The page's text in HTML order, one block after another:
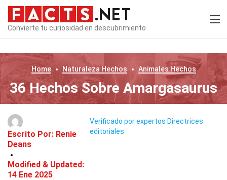
Convierte tu curiosidad en descubrimiento
Home Naturaleza Hechos AnimalesHechos
36 Hechos Sobre Amargasaurus
Escrito Por: Renie
Deans
Modified & Updated:
14 Ene 2025
Verificado por expertos Directrices
editoriales